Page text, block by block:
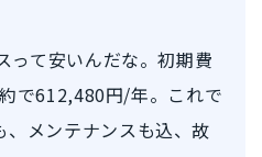
って安いんだな。初期費
で612,480円/年。これで
メンテナンスも込、故